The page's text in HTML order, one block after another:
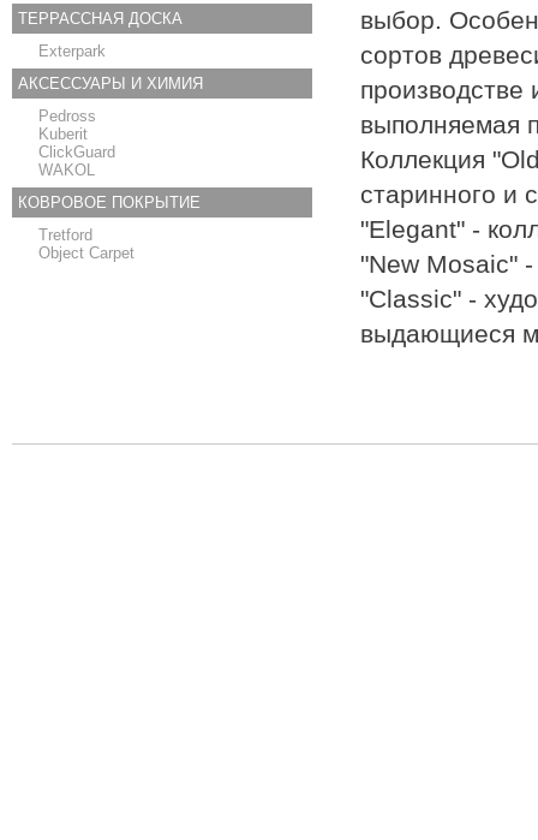
ТЕРРАССНАЯ ДОСКА
Exterpark
АКСЕССУАРЫ И ХИМИЯ
Pedross
Kuberit
ClickGuard
WAKOL
КОВРОВОЕ ПОКРЫТИЕ
Tretford
Object Carpet
выбор.
сортов
производстве
выполняемая
Коллекция
старинного и
"Elegant" -
"New Mosaic"
"Classic" -
выдающиеся